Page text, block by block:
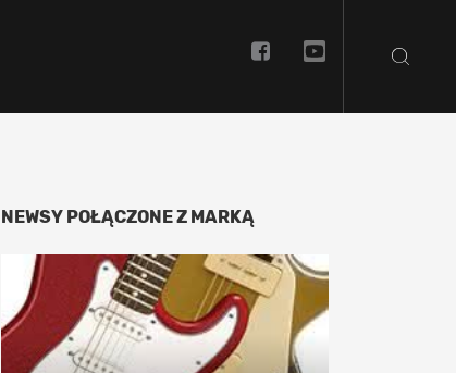
NEWSY POŁĄCZONE Z MARKĄ